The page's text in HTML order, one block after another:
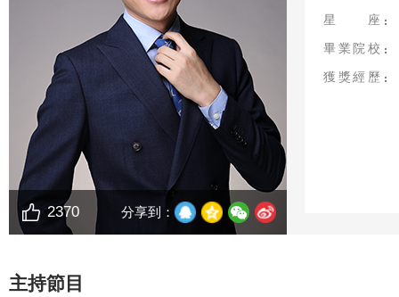
2370 分享到：
星座
畢業院校
獲獎經歷
主持節目